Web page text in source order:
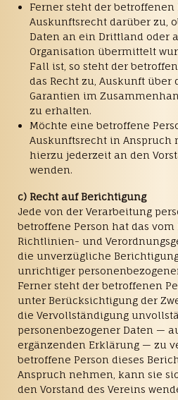
Ferner steht der betroffenen
Auskunftsrecht darüber zu,
Daten an ein Drittland oder
Organisation übermittelt
Fall ist, so steht der
das Recht zu, Auskunft über
Garantien im
zu erhalten.
Möchte eine betroffene
Auskunftsrecht in Anspruch
hierzu jederzeit an den
wenden.
c) Recht auf Berichtigung
Jede von der Verarbeitung
betroffene Person hat das vom
Richtlinien- und
die unverzügliche
unrichtiger
Ferner steht der betroffenen
unter Berücksichtigung der
die Vervollständigung
personenbezogener Daten —
ergänzenden Erklärung — zu
betroffene Person dieses
Anspruch nehmen, kann sie
den Vorstand des Vereins